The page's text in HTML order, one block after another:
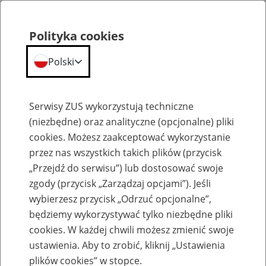
Szkolenia
Zaproś ZUS do siebie: Aktywni 50+
Polityka cookies
Polski
Serwisy ZUS wykorzystują techniczne
(niezbędne) oraz analityczne (opcjonalne) pliki
cookies. Możesz zaakceptować wykorzystanie
przez nas wszystkich takich plików (przycisk
„Przejdź do serwisu”) lub dostosować swoje
zgody (przycisk „Zarządzaj opcjami”). Jeśli
wybierzesz przycisk „Odrzuć opcjonalne”,
będziemy wykorzystywać tylko niezbędne pliki
cookies. W każdej chwili możesz zmienić swoje
ustawienia. Aby to zrobić, kliknij „Ustawienia
plików cookies” w stopce.